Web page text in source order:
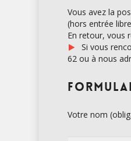
Vous avez la
(hors entrée
En retour, vous
Si vous
62 ou à nous
Votre nom